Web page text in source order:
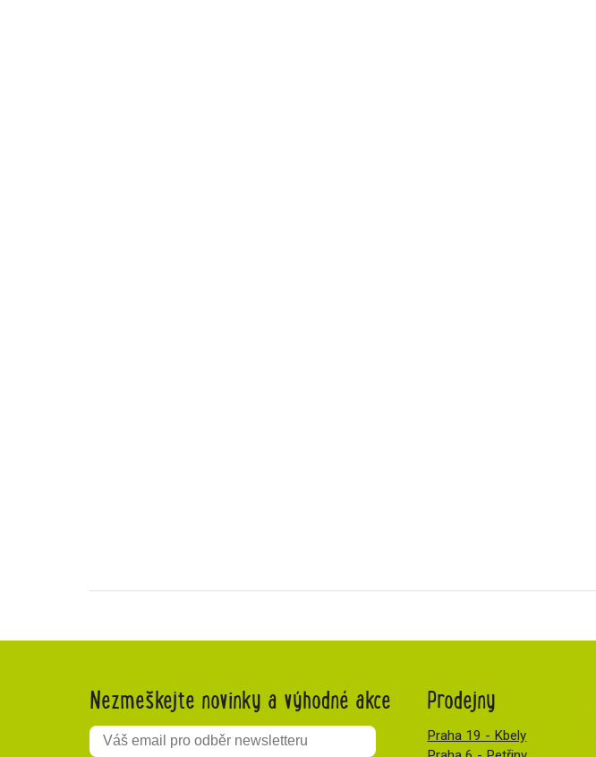
Nezmeškejte novinky a výhodné akce Prodejny
Praha 19 - Kbely